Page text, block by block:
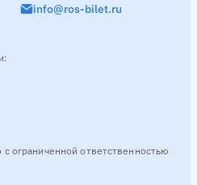
ограниченной ответственностью
info@ros-bilet.ru